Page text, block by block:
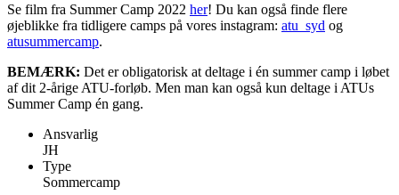
Se film fra Summer Camp 2022 her! Du kan også finde flere
øjeblikke fra tidligere camps på vores instagram: atu_syd og
atusummercamp.
BEMÆRK: Det er obligatorisk at deltage i én summer camp i løbet
af dit 2-årige ATU-forløb. Men man kan også kun deltage i ATUs
Summer Camp én gang.
Ansvarlig
JH
Type
Sommercamp